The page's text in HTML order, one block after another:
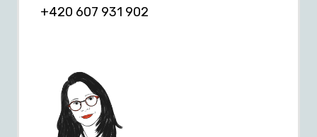
+420 607 931 902